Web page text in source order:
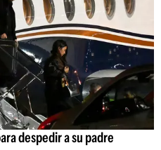
despedir a su padre